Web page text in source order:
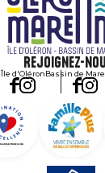
Rejoignez-
Île d'OléronBassin de